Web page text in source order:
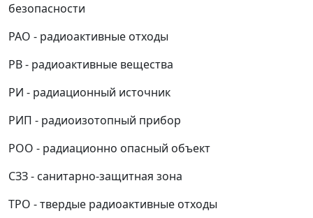
безопасности
РАО - радиоактивные отходы
РВ - радиоактивные вещества
РИ - радиационный источник
РИП - радиоизотопный прибор
РОО - радиационно опасный объект
СЗЗ - санитарно-защитная зона
ТРО - твердые радиоактивные отходы